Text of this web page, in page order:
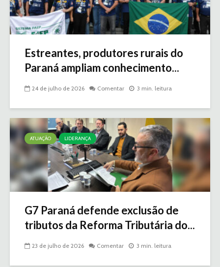
Estreantes, produtores rurais do
Paraná ampliam conhecimento...
24 de julho de 2026 Comentar 3 min. leitura
ATUAÇÃO LIDERANÇA
G7 Paraná defende exclusão de
tributos da Reforma Tributária do...
23 de julho de 2026 Comentar 3 min. leitura